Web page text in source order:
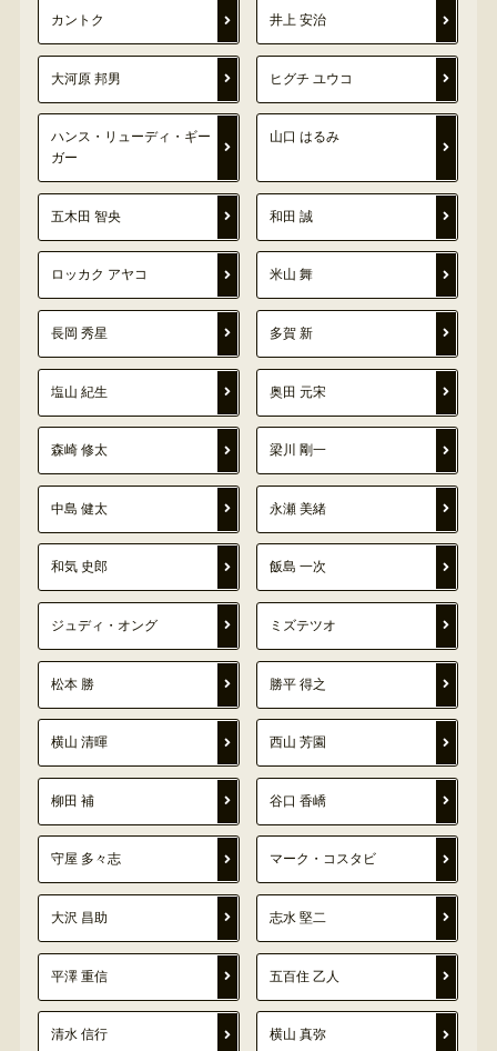
カントク 井上 安治
大河原 邦男 ヒグチ ユウコ
ハンス・リューディ・ギー
ガー
山口 はるみ
五木田 智央 和田 誠
ロッカク アヤコ 米山 舞
長岡 秀星 多賀 新
塩山 紀生 奥田 元宋
森崎 修太 梁川 剛一
中島 健太 永瀬 美緒
和気 史郎 飯島 一次
ジュディ・オング ミズテツオ
松本 勝 勝平 得之
横山 清暉 西山 芳園
柳田 補 谷口 香嶠
守屋 多々志 マーク・コスタビ
大沢 昌助 志水 堅二
平澤 重信 五百住 乙人
清水 信行 横山 真弥